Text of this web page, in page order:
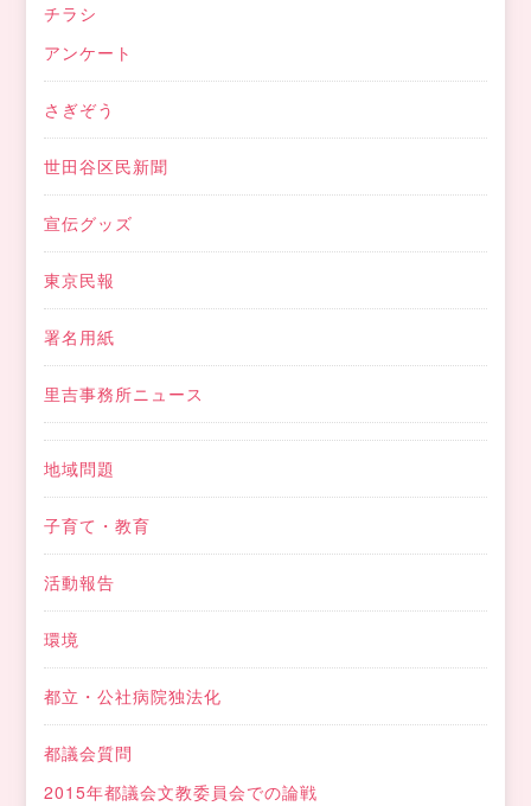
チラシ
アンケート
さぎぞう
世田谷区民新聞
宣伝グッズ
東京民報
署名用紙
里吉事務所ニュース
地域問題
子育て・教育
活動報告
環境
都立・公社病院独法化
都議会質問
2015年都議会文教委員会での論戦